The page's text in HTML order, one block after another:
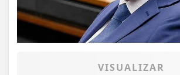
VISUALIZAR